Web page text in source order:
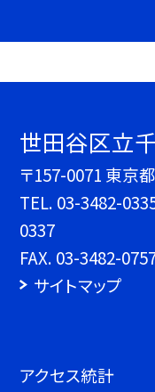
世田谷区立
〒157-0071 東京
TEL. 03-3482-
0337
FAX. 03-3482-
サイトマップ
アクセス統計